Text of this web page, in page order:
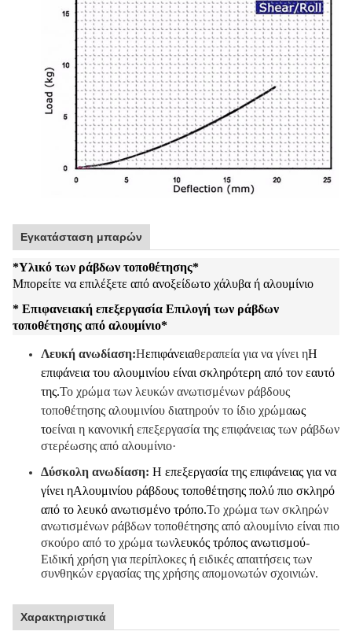
Εγκατάσταση μπαρών
*Υλικό των ράβδων τοποθέτησης*
Μπορείτε να επιλέξετε από ανοξείδωτο χάλυβα ή αλουμίνιο
* Επιφανειακή επεξεργασία Επιλογή των ράβδων
τοποθέτησης από αλουμίνιο*
Λευκή ανωδίαση:Ηεπιφάνειαθεραπεία για να γίνει ηΗ
επιφάνεια του αλουμινίου είναι σκληρότερη από τον εαυτό
της.Το χρώμα των λευκών ανωτισμένων ράβδους
τοποθέτησης αλουμινίου διατηρούν το ίδιο χρώμαως
τοείναι η κανονική επεξεργασία της επιφάνειας των ράβδων
στερέωσης από αλουμίνιο·
Δύσκολη ανωδίαση: Η επεξεργασία της επιφάνειας για να
γίνει ηΑλουμινίου ράβδους τοποθέτησης πολύ πιο σκληρό
από το λευκό ανωτισμένο τρόπο.Το χρώμα των σκληρών
ανωτισμένων ράβδων τοποθέτησης από αλουμίνιο είναι πιο
σκούρο από το χρώμα τωνλευκός τρόπος ανωτισμού-
Ειδική χρήση για περίπλοκες ή ειδικές απαιτήσεις των
συνθηκών εργασίας της χρήσης απομονωτών σχοινιών.
Χαρακτηριστικά